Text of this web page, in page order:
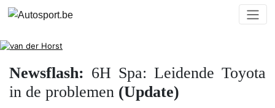
Newsflash: 6H Spa: Leidende Toyota
in de problemen (Update)